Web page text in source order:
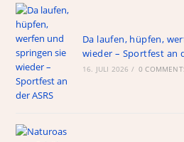
Da laufen, hüpfen,
wieder – Sportfest an
16. JULI 2026 / 0